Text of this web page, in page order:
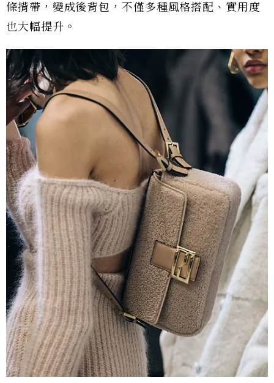
條揹帶，變成後背包，不僅多種風格搭配、實用度
也大幅提升。